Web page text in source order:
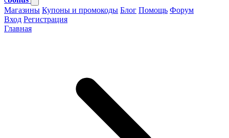
Магазины Купоны и промокоды Блог Помощь Форум
Вход Регистрация
Главная